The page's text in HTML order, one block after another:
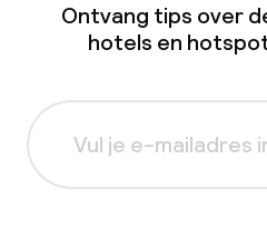
Ontvang tips over
hotels en